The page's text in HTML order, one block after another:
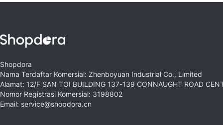
Shopdora
Nama Terdaftar Komersial: Zhenboyuan Industrial Co., Limited
Alamat: 12/F SAN TOI BUILDING 137-139 CONNAUGHT ROAD
Nomor Registrasi Komersial: 3198802
Email: service@shopdora.cn